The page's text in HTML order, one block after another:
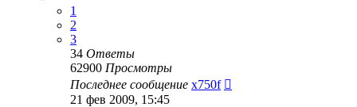
1
2
3
34 Ответы
62900 Просмотры
Последнее сообщение x750f
21 фев 2009, 15:45